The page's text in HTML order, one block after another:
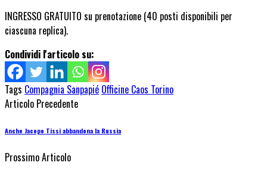
INGRESSO GRATUITO su prenotazione (40 posti disponibili per
ciascuna replica).
Condividi l'articolo su:
Tags Compagnia Sanpapié Officine Caos Torino
Articolo Precedente
Anche Jacopo Tissi abbandona la Russia
Prossimo Articolo